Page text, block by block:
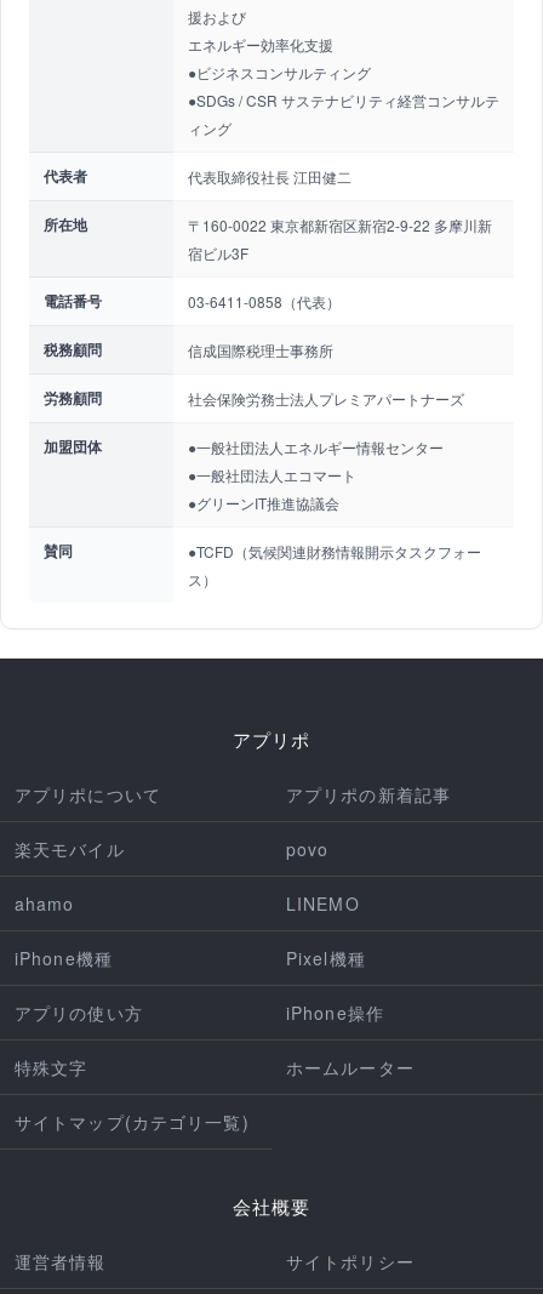
援および
エネルギー効率化支援
●ビジネスコンサルティング
●SDGs / CSR サステナビリティ経営コンサルテ
ィング
代表者 代表取締役社長 江田健二
所在地
〒160-0022 東京都新宿区新宿2-9-22 多摩川新
宿ビル3F
電話番号 03-6411-0858（代表）
税務顧問 信成国際税理士事務所
労務顧問 社会保険労務士法人プレミアパートナーズ
加盟団体
●一般社団法人エネルギー情報センター
●一般社団法人エコマート
●グリーンIT推進協議会
賛同
●TCFD（気候関連財務情報開示タスクフォー
ス）
アプリポ
アプリポについて アプリポの新着記事
楽天モバイル povo
ahamo LINEMO
iPhone機種 Pixel機種
アプリの使い方 iPhone操作
特殊文字 ホームルーター
サイトマップ(カテゴリ一覧)
会社概要
運営者情報 サイトポリシー